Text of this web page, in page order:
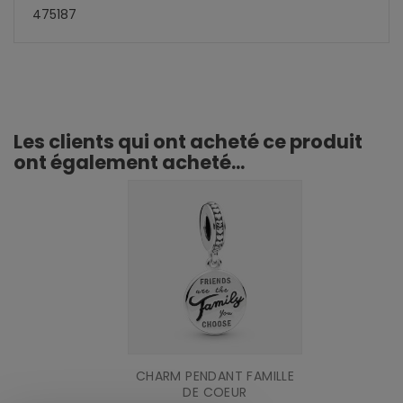
475187
Les clients qui ont acheté ce produit
ont également acheté...
CHARM PENDANT FAMILLE
DE COEUR